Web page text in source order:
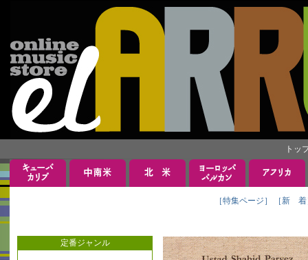
トッ
［特集ページ］ ［新 着
定番ジャンル